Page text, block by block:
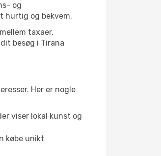
og
hurtig og bekvem.
taxaer,
besøg i Tirana
Her er nogle
viser lokal kunst og
købe unikt